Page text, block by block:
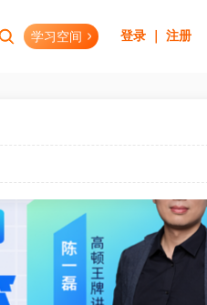
中级会计职称
高级会计职称
CPA(注册会计师) HOT
CMA(注册管理会计师)
报名模拟 HOT
考试资讯
学习空间 登录 ｜ 注册